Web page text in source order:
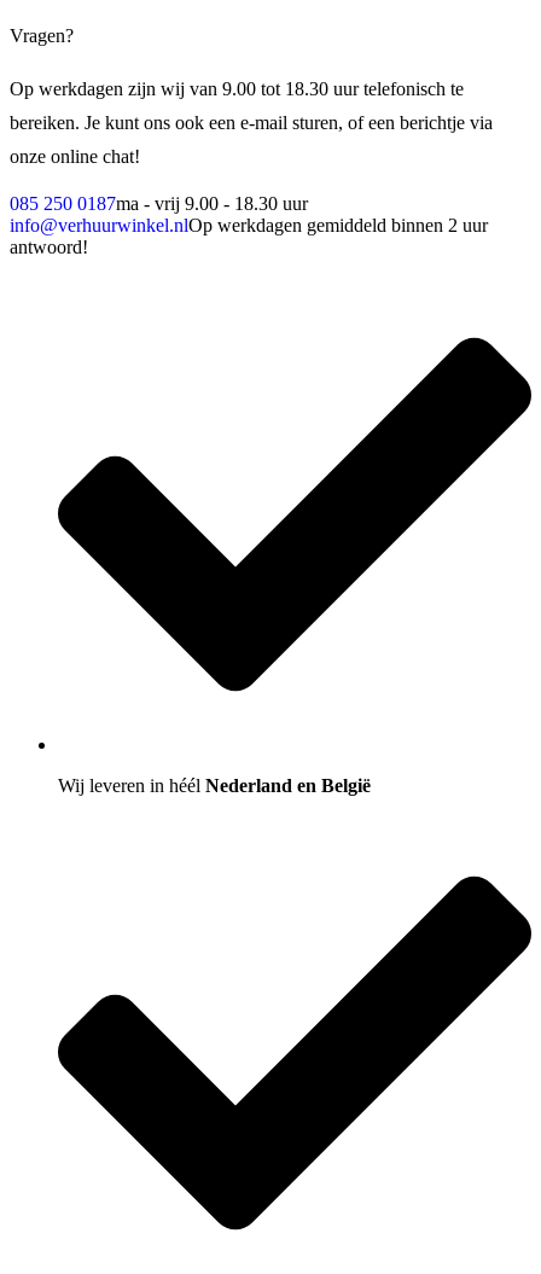
Vragen?
Op werkdagen zijn wij van 9.00 tot 18.30 uur telefonisch te
bereiken. Je kunt ons ook een e-mail sturen, of een berichtje via
onze online chat!
085 250 0187ma - vrij 9.00 - 18.30 uur
info@verhuurwinkel.nlOp werkdagen gemiddeld binnen 2 uur
antwoord!
Wij leveren in héél Nederland en België